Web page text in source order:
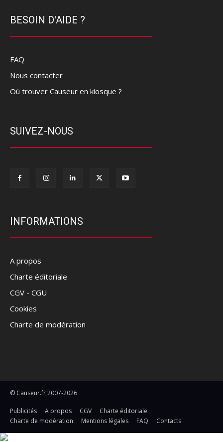
BESOIN D'AIDE ?
FAQ
Nous contacter
Où trouver Causeur en kiosque ?
SUIVEZ-NOUS
INFORMATIONS
A propos
Charte éditoriale
CGV - CGU
Cookies
Charte de modération
© Causeur.fr 2007-2026
Publicités A propos CGV
Charte éditoriale
Charte de modération
Mentions légales FAQ Contacts